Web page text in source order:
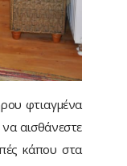
φτιαγμένα
αισθάνεστε
κάπου στα